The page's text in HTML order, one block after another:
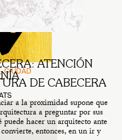
CIUDAD
DE CABECERA
ATENCIÓN
a la proximidad supone que
a preguntar por sus
puede hacer un arquitecto ante
entonces, en un ir y